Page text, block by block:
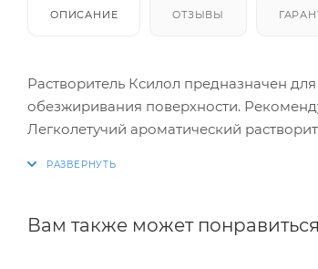
ОПИСАНИЕ ОТЗЫВЫ
Растворитель Ксилол предназначен
обезжиривания поверхности.
Легколетучий ароматический
Вам также может понравиться